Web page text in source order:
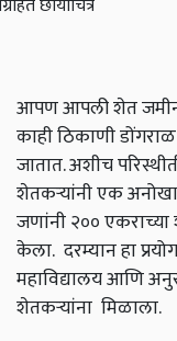
आपण आपली शेत
काही ठिकाणी
जातात. अशीच
शेतकऱ्यांनी एक
जणांनी २०० एकराच्या
केला. दरम्यान हा
महाविद्यालय आणि
शेतकऱ्यांना मिळाला.